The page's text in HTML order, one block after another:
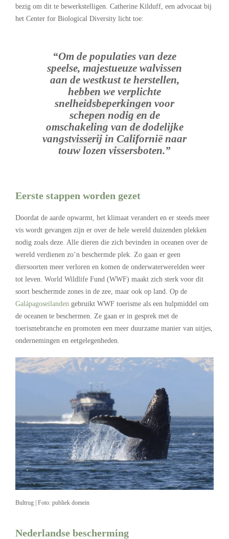
bezig om dit te bewerkstelligen. Catherine Kilduff, een advocaat bij
het Center for Biological Diversity licht toe:
“Om de populaties van deze
speelse, majestueuze walvissen
aan de westkust te herstellen,
hebben we verplichte
snelheidsbeperkingen voor
schepen nodig en de
omschakeling van de dodelijke
vangstvisserij in Californië naar
touw lozen vissersboten.”
Eerste stappen worden gezet
Doordat de aarde opwarmt, het klimaat verandert en er steeds meer
vis wordt gevangen zijn er over de hele wereld duizenden plekken
nodig zoals deze. Alle dieren die zich bevinden in oceanen over de
wereld verdienen zo’n beschermde plek. Zo gaan er geen
diersoorten meer verloren en komen de onderwaterwerelden weer
tot leven. World Wildlife Fund (WWF) maakt zich sterk voor dit
soort beschermde zones in de zee, maar ook op land. Op de
Galápagoseilanden gebruikt WWF toerisme als een hulpmiddel om
de oceanen te beschermen. Ze gaan er in gesprek met de
toerismebranche en promoten een meer duurzame manier van uitjes,
ondernemingen en eetgelegenheden.
Bultrug | Foto: publiek domein
Nederlandse bescherming